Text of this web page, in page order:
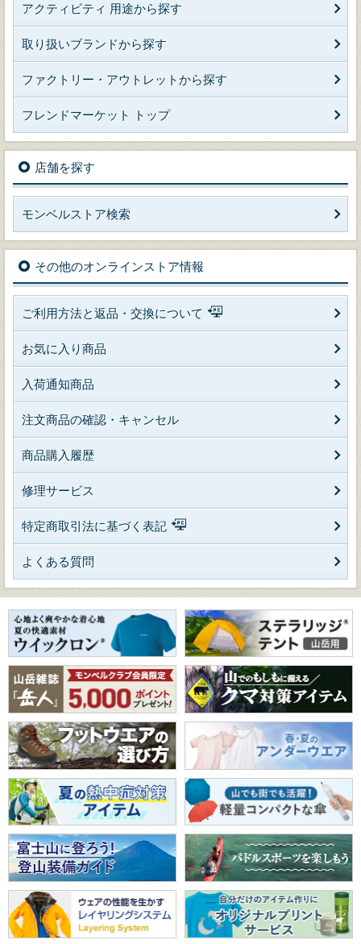
アクティビティ 用途から探す
取り扱いブランドから探す
ファクトリー・アウトレットから探す
フレンドマーケット トップ
店舗を探す
モンベルストア検索
その他のオンラインストア情報
ご利用方法と返品・交換について
お気に入り商品
入荷通知商品
注文商品の確認・キャンセル
商品購入履歴
修理サービス
特定商取引法に基づく表記
よくある質問